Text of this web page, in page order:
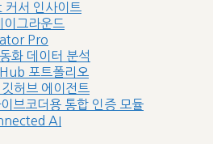
서 인사이트
그라운드
Pro
화 데이터 분석
포트폴리오
허브 에이전트
브코더용 통합 인증 모듈
AI